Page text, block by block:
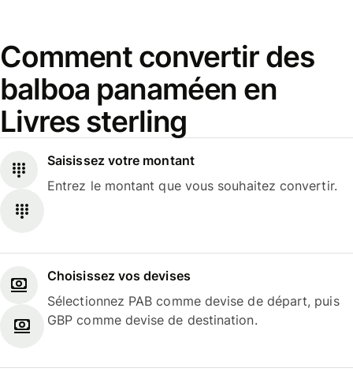
Comment convertir des
balboa panaméen en
Livres sterling
Saisissez votre montant
Entrez le montant que vous souhaitez convertir.
Choisissez vos devises
Sélectionnez PAB comme devise de départ, puis
GBP comme devise de destination.